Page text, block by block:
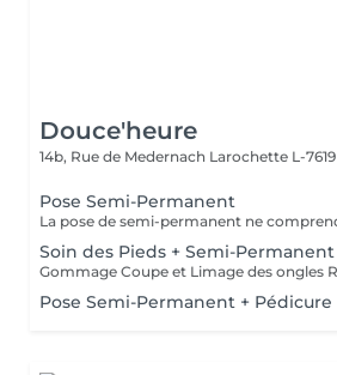
Douce'heure
14b, Rue de Medernach Larochette L-7619
Pose Semi-Permanent
Soin des Pieds + Semi-Permanent
Pose Semi-Permanent + Pédicure